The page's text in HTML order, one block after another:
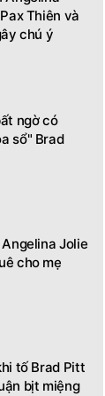
Thiên và
chú ý
ngờ có
sổ" Brad
Jolie
cho mẹ
tố Brad Pitt
bịt miệng